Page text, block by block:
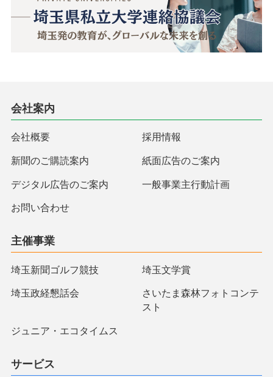
会社案内
会社概要 採用情報
新聞のご購読案内 紙面広告のご案内
デジタル広告のご案内 一般事業主行動計画
お問い合わせ
主催事業
埼玉新聞ゴルフ競技 埼玉文学賞
埼玉政経懇話会
さいたま森林フォトコンテ
スト
ジュニア・エコタイムス
サービス